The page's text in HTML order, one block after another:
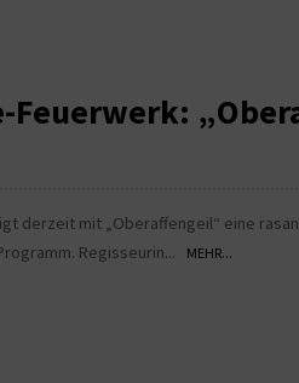
Feuerwerk:
derzeit mit „Oberaffengeil“ eine
Regisseurin...
MEHR...